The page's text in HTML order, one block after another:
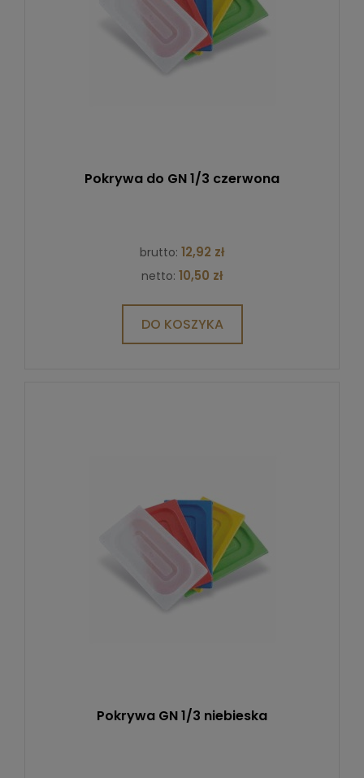
Pokrywa do GN 1/3 czerwona
brutto: 12,92 zł
netto: 10,50 zł
DO KOSZYKA
Pokrywa GN 1/3 niebieska